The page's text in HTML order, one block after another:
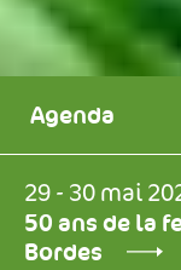
Agenda
29 - 30 mai
50 ans de la
Bordes